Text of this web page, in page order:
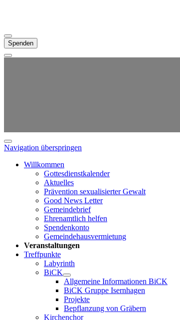
Spenden
Navigation überspringen
Willkommen
Gottesdienstkalender
Aktuelles
Prävention sexualisierter Gewalt
Good News Letter
Gemeindebrief
Ehrenamtlich helfen
Spendenkonto
Gemeindehausvermietung
Veranstaltungen
Treffpunkte
Labyrinth
BiCK
Allgemeine Informationen BiCK
BiCK Gruppe Isernhagen
Projekte
Bepflanzung von Gräbern
Kirchenchor